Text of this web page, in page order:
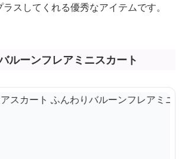
ラスしてくれる優秀なアイテムです。
ルーンフレアミニスカート